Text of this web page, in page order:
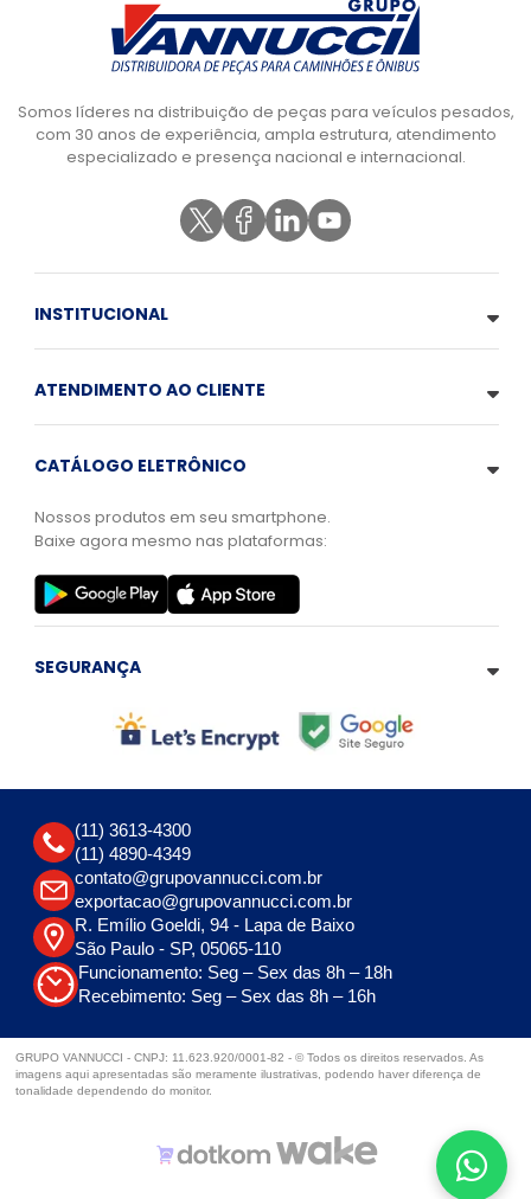
Somos líderes na distribuição de peças para veículos pesados,
com 30 anos de experiência, ampla estrutura, atendimento
especializado e presença nacional e internacional.
INSTITUCIONAL
ATENDIMENTO AO CLIENTE
CATÁLOGO ELETRÔNICO
Nossos produtos em seu smartphone.
Baixe agora mesmo nas plataformas:
SEGURANÇA
(11) 3613-4300
(11) 4890-4349
contato@grupovannucci.com.br
exportacao@grupovannucci.com.br
R. Emílio Goeldi, 94 - Lapa de Baixo
São Paulo - SP, 05065-110
Funcionamento: Seg – Sex das 8h – 18h
Recebimento: Seg – Sex das 8h – 16h
GRUPO VANNUCCI - CNPJ: 11.623.920/0001-82 - © Todos os direitos reservados. As
imagens aqui apresentadas são meramente ilustrativas, podendo haver diferença de
tonalidade dependendo do monitor.